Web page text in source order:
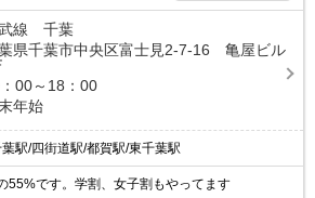
線 千葉
県千葉市中央区富士見2-7-16 亀屋ビル
00～18：00
年始
駅/四街道駅/都賀駅/東千葉駅
55%です。学割、女子割もやってます